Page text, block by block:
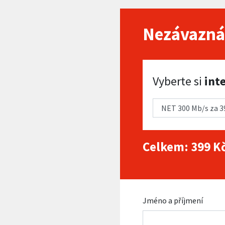
Vyberte si internet
Vyberte si
Celkem: 399
Jméno a příjmení